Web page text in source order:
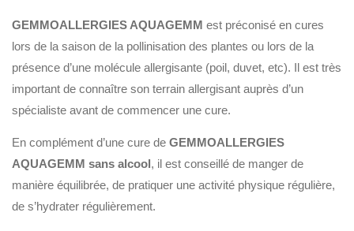
GEMMOALLERGIES AQUAGEMM est préconisé en cures
lors de la saison de la pollinisation des plantes ou lors de la
présence d’une molécule allergisante (poil, duvet, etc). Il est très
important de connaître son terrain allergisant auprès d’un
spécialiste avant de commencer une cure.
En complément d’une cure de GEMMOALLERGIES
AQUAGEMM sans alcool, il est conseillé de manger de
manière équilibrée, de pratiquer une activité physique régulière,
de s’hydrater régulièrement.